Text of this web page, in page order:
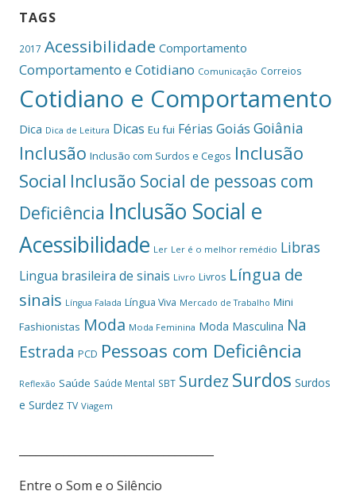
TAGS
2017 Acessibilidade Comportamento
Comportamento e Cotidiano Comunicação Correios
Cotidiano e Comportamento
Dica Dica de Leitura Dicas Eu fui Férias Goiás Goiânia
Inclusão Inclusão com Surdos e Cegos Inclusão
Social Inclusão Social de pessoas com
Deficiência Inclusão Social e
Acessibilidade Ler Ler é o melhor remédio Libras
Lingua brasileira de sinais Livro Livros Língua de
sinais Língua Falada Língua Viva Mercado de Trabalho Mini
Fashionistas Moda Moda Feminina Moda Masculina Na
Estrada PCD Pessoas com Deficiência
Reflexão Saúde Saúde Mental SBT Surdez Surdos Surdos
e Surdez TV Viagem
Entre o Som e o Silêncio